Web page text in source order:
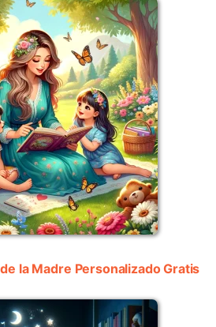
la Madre Personalizado Gratis